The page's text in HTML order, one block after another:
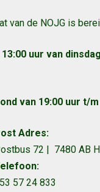
van de NOJG is
uur van
van 19:00 uur t/m
Adres:
72 | 7480 AB
57 24 833